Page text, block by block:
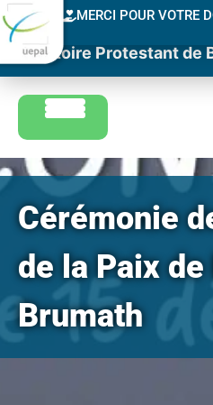
MERCI POUR VOTRE
Consistoire Protestant de
Cérémonie
de la Paix
Brumath